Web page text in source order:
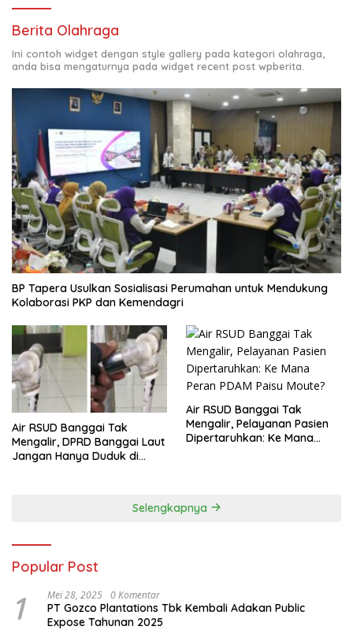
Berita Olahraga
Ini contoh widget dengan style gallery pada kategori olahraga,
anda bisa mengaturnya pada widget recent post wpberita.
BP Tapera Usulkan Sosialisasi Perumahan untuk Mendukung
Kolaborasi PKP dan Kemendagri
Air RSUD Banggai Tak
Mengalir, DPRD Banggai Laut
Jangan Hanya Duduk di
Air RSUD Banggai Tak
Mengalir, Pelayanan Pasien
Dipertaruhkan: Ke Mana
Selengkapnya
Popular Post
1 Mei 28, 2025 0 Komentar
PT Gozco Plantations Tbk Kembali Adakan Public
Expose Tahunan 2025